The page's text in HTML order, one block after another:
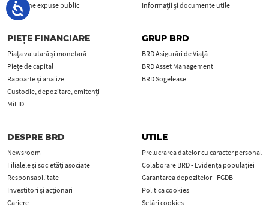
Persoane expuse public
Informații și documente utile
PIEȚE FINANCIARE
Piața valutară și monetară
Piețe de capital
Rapoarte și analize
Custodie, depozitare, emitenți
MiFID
GRUP BRD
BRD Asigurări de Viață
BRD Asset Management
BRD Sogelease
DESPRE BRD
Newsroom
Filialele și societăți asociate
Responsabilitate
Investitori și acționari
Cariere
UTILE
Prelucrarea datelor cu caracter personal
Colaborare BRD - Evidența populației
Garantarea depozitelor - FGDB
Politica cookies
Setări cookies